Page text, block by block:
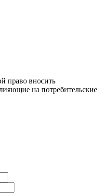
право вносить
на потребительские